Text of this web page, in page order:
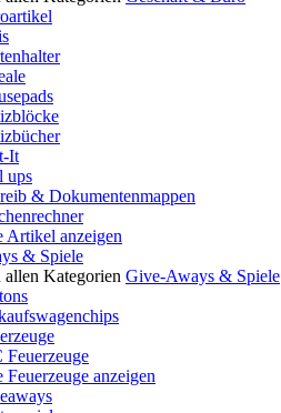
It
ups
& Dokumentenmappen
Artikel anzeigen
& Spiele
allen Kategorien Give-Aways & Spiele
Feuerzeuge
Feuerzeuge anzeigen